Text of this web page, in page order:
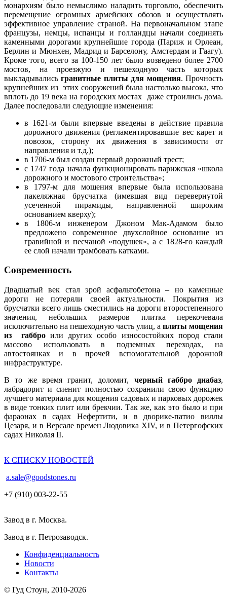
монархиям было немыслимо наладить торговлю, обеспечить
перемещение огромных армейских обозов и осуществлять
эффективное управление страной. На первоначальном этапе
французы, немцы, испанцы и голландцы начали соединять
каменными дорогами крупнейшие города (Париж и Орлеан,
Берлин и Мюнхен, Мадрид и Барселону, Амстердам и Гаагу).
Кроме того, всего за 100-150 лет было возведено более 2700
мостов, на проезжую и пешеходную часть которых
выкладывалисьгранитные плиты для мощения. Прочность
крупнейших из этих сооружений была настолько высока, что
вплоть до 19 века на городских мостах даже строились дома.
Далее последовали следующие изменения:
в 1621-м были впервые введены в действие правила
дорожного движения (регламентировавшие вес карет и
повозок, сторону их движения в зависимости от
направления и т.д.);
в 1706-м был создан первый дорожный трест;
с 1747 года начала функционировать парижская «школа
дорожного и мостового строительства»;
в 1797-м для мощения впервые была использована
пакеляжная брусчатка (имевшая вид перевернутой
усеченной пирамиды, направленной широким
основанием кверху);
в 1806-м инженером Джоном Мак-Адамом было
предложено современное двухслойное основание из
гравийной и песчаной «подушек», а с 1828-го каждый
ее слой начали трамбовать катками.
Современность
Двадцатый век стал эрой асфальтобетона – но каменные
дороги не потеряли своей актуальности. Покрытия из
брусчатки всего лишь сместились на дороги второстепенного
значения, небольших размеров плитка перекочевала
исключительно на пешеходную часть улиц, а плиты мощения
из габброили других особо износостойких пород стали
массово использовать в подземных переходах, на
автостоянках и в прочей вспомогательной дорожной
инфраструктуре.
В то же время гранит, доломит, черный габбро диабаз,
лабрадорит и сиенит полностью сохранили свою функцию
лучшего материала для мощения садовых и парковых дорожек
в виде тонких плит или брекчии. Так же, как это было и при
фараонах в садах Нефертити, и в дворике-патио виллы
Цезаря, и в Версале времен Людовика XIV, и в Петергофских
садах Николая II.
К СПИСКУ НОВОСТЕЙ
a.sale@goodstones.ru
+7 (910) 003-22-55
Завод в г. Москва.
Завод в г. Петрозаводск.
Конфиденциальность
Новости
Контакты
© Гуд Стоун, 2010-2026